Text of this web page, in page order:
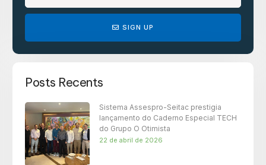
SIGN UP
Posts Recents
Sistema Assespro-Seitac prestigia
lançamento do Caderno Especial TECH
do Grupo O Otimista
22 de abril de 2026